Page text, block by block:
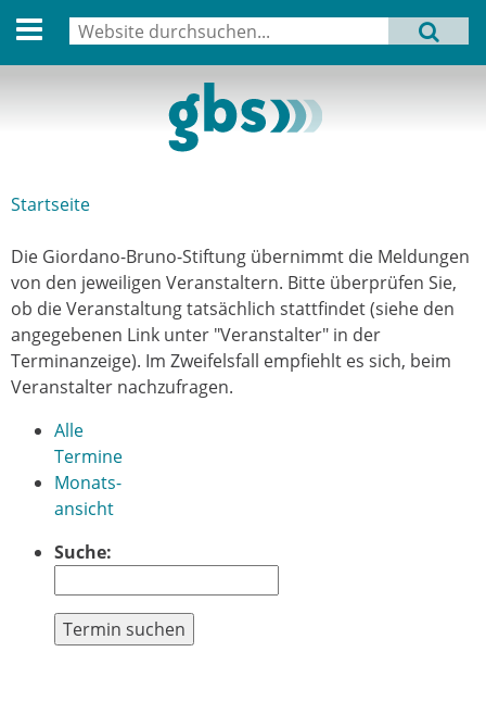
English version
Termine
Archiv
Verbindungen
Datenschutz
Impressum
MENU
Startseite
Die Giordano-Bruno-Stiftung übernimmt die Meldungen
von den jeweiligen Veranstaltern. Bitte überprüfen Sie,
ob die Veranstaltung tatsächlich stattfindet (siehe den
angegebenen Link unter "Veranstalter" in der
Terminanzeige). Im Zweifelsfall empfiehlt es sich, beim
Veranstalter nachzufragen.
Alle
Termine
Monats-
ansicht
Suche:
Termin suchen
Suchformular
Suche